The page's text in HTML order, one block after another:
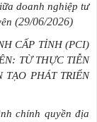
doanh nghiệp tư
(29/06/2026)
CẤP TỈNH (PCI)
TỪ THỰC TIỄN
PHÁT TRIỂN
chính quyền địa